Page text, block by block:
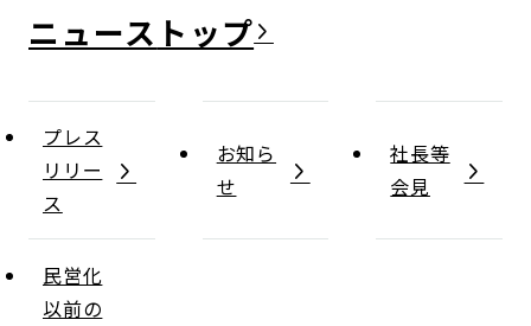
ニュース
プレス
リリー
ス
お知ら
せ
社長等
会見
民営化
以前の